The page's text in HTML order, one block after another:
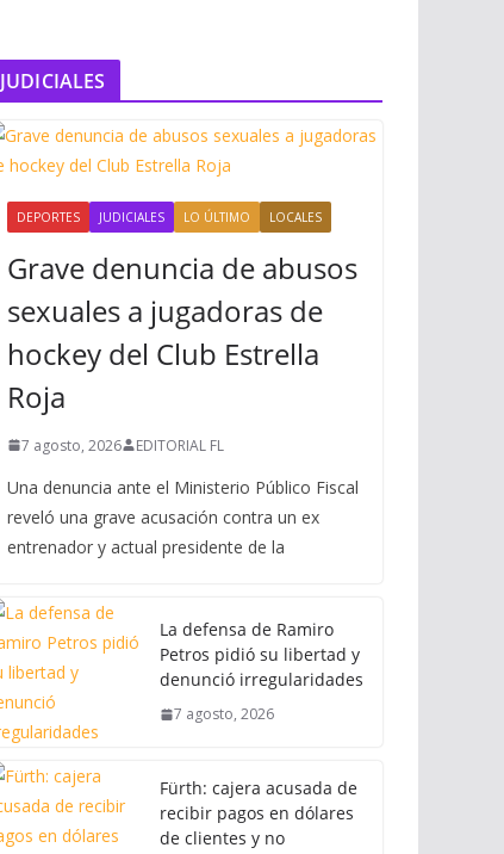
JUDICIALES
DEPORTES JUDICIALES LO ÚLTIMO LOCALES
Grave denuncia de abusos
sexuales a jugadoras de
hockey del Club Estrella
Roja
7 agosto, 2026 EDITORIAL FL
Una denuncia ante el Ministerio Público Fiscal
reveló una grave acusación contra un ex
entrenador y actual presidente de la
La defensa de Ramiro
Petros pidió su libertad y
denunció irregularidades
7 agosto, 2026
Fürth: cajera acusada de
recibir pagos en dólares
de clientes y no